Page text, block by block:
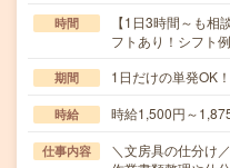
時間
【1日3時間～も相
フトあり！シフ
期間 1日だけの単発OK
時給 時給1,500円～
仕事内容
＼文房具の仕分け